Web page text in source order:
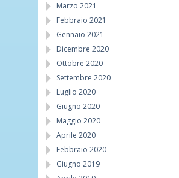
Marzo 2021
Febbraio 2021
Gennaio 2021
Dicembre 2020
Ottobre 2020
Settembre 2020
Luglio 2020
Giugno 2020
Maggio 2020
Aprile 2020
Febbraio 2020
Giugno 2019